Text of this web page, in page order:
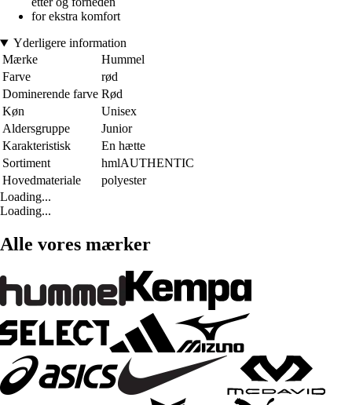
for ekstra komfort
Yderligere information
Mærke
Hummel
Farve
rød
Dominerende farve Rød
Køn
Unisex
Aldersgruppe
Junior
Karakteristisk
En hætte
Sortiment
hmlAUTHENTIC
Hovedmateriale
polyester
Loading...
Loading...
Alle vores mærker